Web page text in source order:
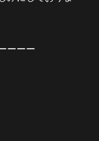
ーーー